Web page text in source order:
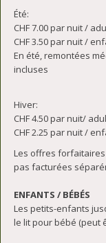
Été:
CHF 7.00 par nuit /
CHF 3.50 par nuit /
En été, remontées
incluses
Hiver:
CHF 4.50 par nuit/
CHF 2.25 par nuit /
Les offres
pas facturées
ENFANTS / BÉBÉS
Les petits-enfants
le lit pour bébé (peut